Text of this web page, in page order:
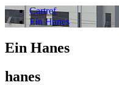
Cartref
Ein Hanes
Ein Hanes
hanes